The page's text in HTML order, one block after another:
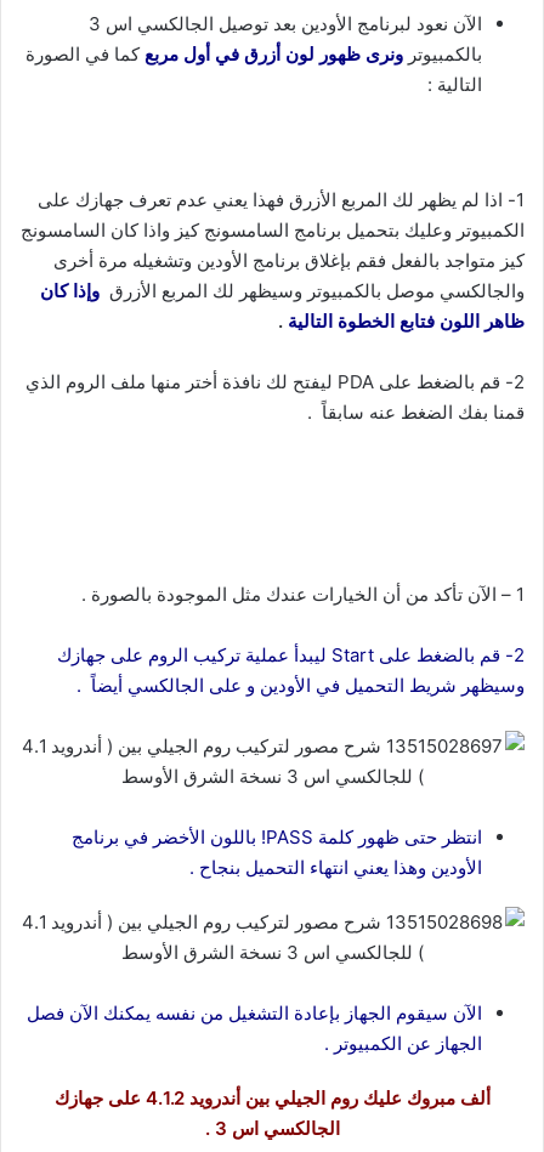
الآن نعود لبرنامج الأودين بعد توصيل الجالكسي اس 3
بالكمبيوتر ونرى ظهور لون أزرق في أول مربع كما في الصورة
التالية :
1- اذا لم يظهر لك المربع الأزرق فهذا يعني عدم تعرف جهازك على
الكمبيوتر وعليك بتحميل برنامج السامسونج كيز واذا كان السامسونج
كيز متواجد بالفعل فقم بإغلاق برنامج الأودين وتشغيله مرة أخرى
والجالكسي موصل بالكمبيوتر وسيظهر لك المربع الأزرق وإذا كان
ظاهر اللون فتابع الخطوة التالية .
2- قم بالضغط على PDA ليفتح لك نافذة أختر منها ملف الروم الذي
قمنا بفك الضغط عنه سابقاً .
1 – الآن تأكد من أن الخيارات عندك مثل الموجودة بالصورة .
2- قم بالضغط على Start ليبدأ عملية تركيب الروم على جهازك
وسيظهر شريط التحميل في الأودين و على الجالكسي أيضاً .
انتظر حتى ظهور كلمة PASS! باللون الأخضر في برنامج
الأودين وهذا يعني انتهاء التحميل بنجاح .
الآن سيقوم الجهاز بإعادة التشغيل من نفسه يمكنك الآن فصل
الجهاز عن الكمبيوتر .
ألف مبروك عليك روم الجيلي بين أندرويد 4.1.2 على جهازك
الجالكسي اس 3 .